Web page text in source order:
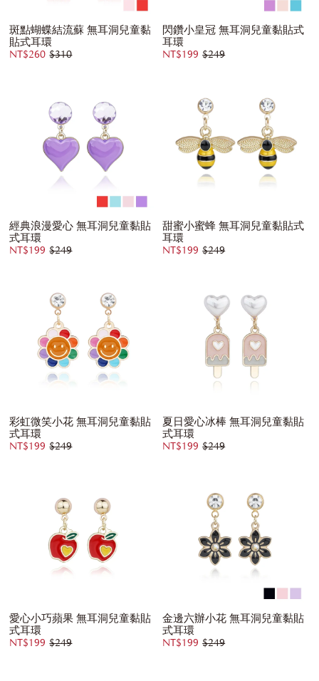
斑點蝴蝶結流蘇 無耳洞兒童黏
貼式耳環
NT$260 $310
閃鑽小皇冠 無耳洞兒童黏貼式
耳環
NT$199 $249
經典浪漫愛心 無耳洞兒童黏貼
式耳環
NT$199 $249
甜蜜小蜜蜂 無耳洞兒童黏貼式
耳環
NT$199 $249
彩虹微笑小花 無耳洞兒童黏貼
式耳環
NT$199 $249
夏日愛心冰棒 無耳洞兒童黏貼
式耳環
NT$199 $249
愛心小巧蘋果 無耳洞兒童黏貼
式耳環
NT$199 $249
金邊六辦小花 無耳洞兒童黏貼
式耳環
NT$199 $249